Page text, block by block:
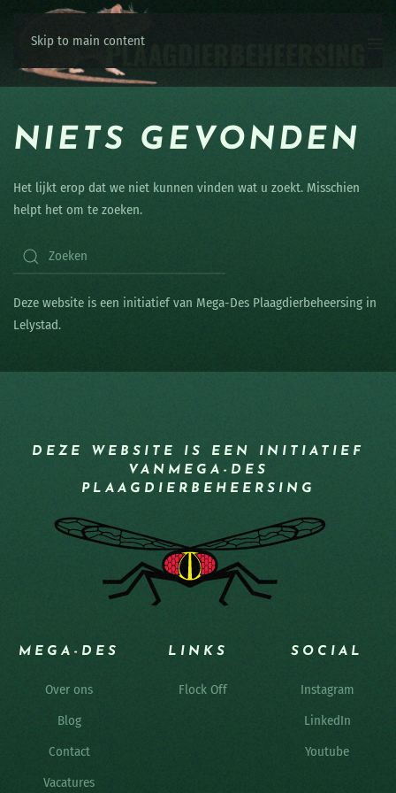
Skip to main content
NIETS GEVONDEN
Het lijkt erop dat we niet kunnen vinden wat u zoekt. Misschien
helpt het om te zoeken.
Deze website is een initiatief van Mega-Des Plaagdierbeheersing in
Lelystad.
DEZE WEBSITE IS EEN INITIATIEF
VAN MEGA-DES
PLAAGDIERBEHEERSING
MEGA-DES
Over ons
Blog
Contact
Vacatures
LINKS
Flock Off
SOCIAL
Instagram
LinkedIn
Youtube